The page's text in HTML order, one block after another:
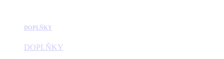
DOPLŇKY
DOPLŇKY